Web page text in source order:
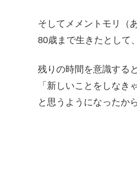
そしてメメントモリ（
80歳まで生きたとして
残りの時間を意識すると
「新しいことをしなき
と思うようになったか